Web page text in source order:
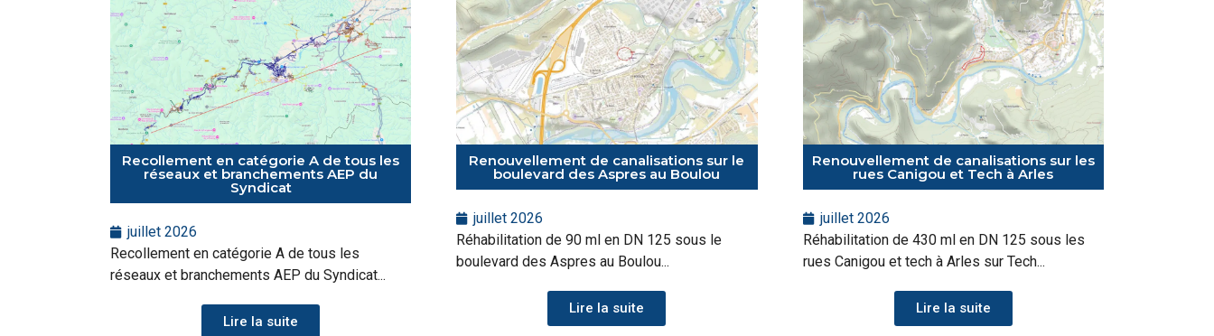
Recollement en catégorie A de tous les
réseaux et branchements AEP du
Syndicat
juillet 2026
Recollement en catégorie A de tous les
réseaux et branchements AEP du Syndicat...
Lire la suite
Renouvellement de canalisations sur le
boulevard des Aspres au Boulou
juillet 2026
Réhabilitation de 90 ml en DN 125 sous le
boulevard des Aspres au Boulou...
Lire la suite
Renouvellement de canalisations sur les
rues Canigou et Tech à Arles
juillet 2026
Réhabilitation de 430 ml en DN 125 sous les
rues Canigou et tech à Arles sur Tech...
Lire la suite